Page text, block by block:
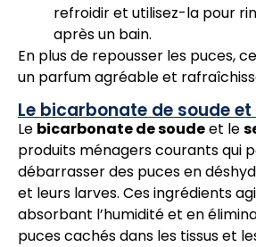
refroidir et utilisez-la pour
après un bain.
En plus de repousser les puces,
un parfum agréable et
Le bicarbonate de soude et
Le bicarbonate de soudeet le
produits ménagers courants qui
débarrasser des puces en
et leurs larves. Ces ingrédients
absorbant l’humidité et en
puces cachés dans les tissus et